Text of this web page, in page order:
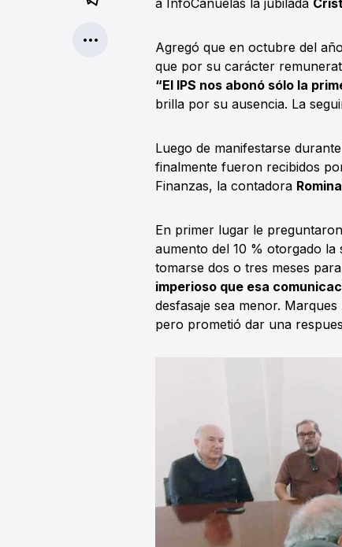
a InfoCañuelas la jubilada
Agregó que en octubre del
que por su carácter
“El IPS nos abonó sólo la
brilla por su ausencia. La
Luego de manifestarse
finalmente fueron recibidos
Finanzas, la contadora
En primer lugar le
aumento del 10 % otorgado la
tomarse dos o tres meses
imperioso que esa
desfasaje sea menor.
pero prometió dar una